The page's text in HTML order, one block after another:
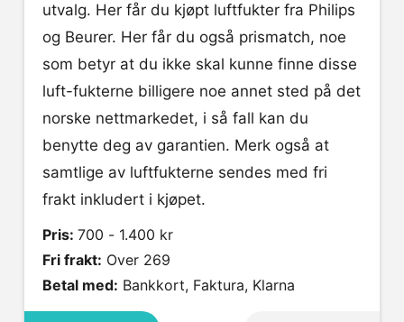
utvalg. Her får du kjøpt luftfukter fra Philips
og Beurer. Her får du også prismatch, noe
som betyr at du ikke skal kunne finne disse
luft-fukterne billigere noe annet sted på det
norske nettmarkedet, i så fall kan du
benytte deg av garantien. Merk også at
samtlige av luftfukterne sendes med fri
frakt inkludert i kjøpet.
Pris: 700 - 1.400 kr
Fri frakt: Over 269
Betal med: Bankkort, Faktura, Klarna